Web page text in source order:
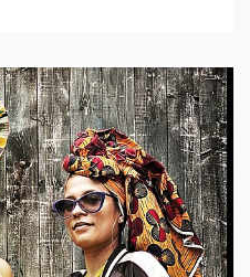
: KOLINA | Yédélé